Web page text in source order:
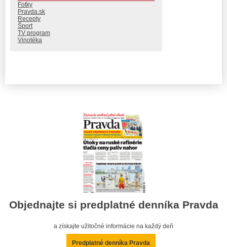
Fotky
Pravda.sk
Recepty
Šport
TV program
Vinotéka
Objednajte si predplatné denníka Pravda
a získajte užitočné informácie na každý deň
Predplatné denníka Pravda